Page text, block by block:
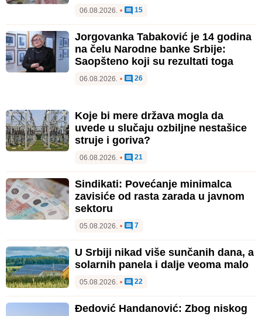
06.08.2026. • 15
Jorgovanka Tabaković je 14 godina
na čelu Narodne banke Srbije:
Saopšteno koji su rezultati toga
06.08.2026. • 26
Koje bi mere država mogla da
uvede u slučaju ozbiljne nestašice
struje i goriva?
06.08.2026. • 21
Sindikati: Povećanje minimalca
zavisiće od rasta zarada u javnom
sektoru
05.08.2026. • 7
U Srbiji nikad više sunčanih dana, a
solarnih panela i dalje veoma malo
05.08.2026. • 22
Đedović Handanović: Zbog niskog